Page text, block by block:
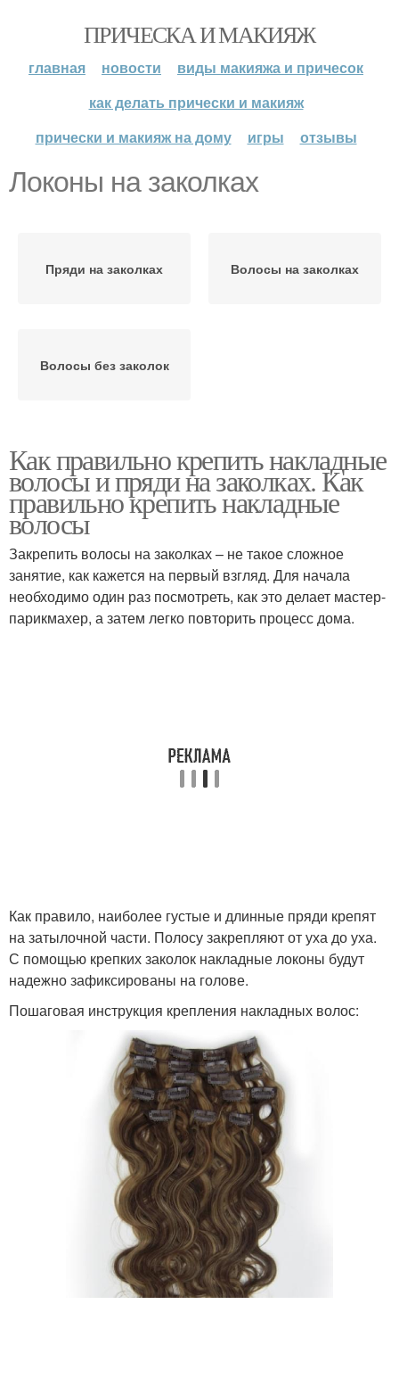
ПРИЧЕСКА И МАКИЯЖ
главная новости
виды макияжа и причесок
как делать прически и макияж
прически и макияж на дому
игры отзывы
Локоны на заколках
Пряди на заколках Волосы на заколках
Волосы без заколок
Как правильно крепить накладные
волосы и пряди на заколках. Как
правильно крепить накладные
волосы
Закрепить волосы на заколках – не такое сложное
занятие, как кажется на первый взгляд. Для начала
необходимо один раз посмотреть, как это делает мастер-
парикмахер, а затем легко повторить процесс дома.
Как правило, наиболее густые и длинные пряди крепят
на затылочной части. Полосу закрепляют от уха до уха.
С помощью крепких заколок накладные локоны будут
надежно зафиксированы на голове.
Пошаговая инструкция крепления накладных волос: